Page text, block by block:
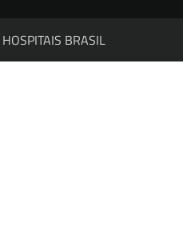
HOSPITAIS BRASIL